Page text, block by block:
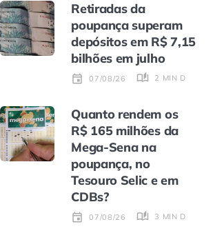
Retiradas da
poupança superam
depósitos em R$ 7,15
bilhões em julho
07/08/26 2 MIN DE LEITURA
Quanto rendem os
R$ 165 milhões da
Mega-Sena na
poupança, no
Tesouro Selic e em
CDBs?
07/08/26 3 MIN DE LEITURA